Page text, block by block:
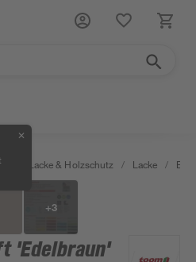
✕
Lacke & Holzschutz / Lacke /
+3
'Edelbraun'